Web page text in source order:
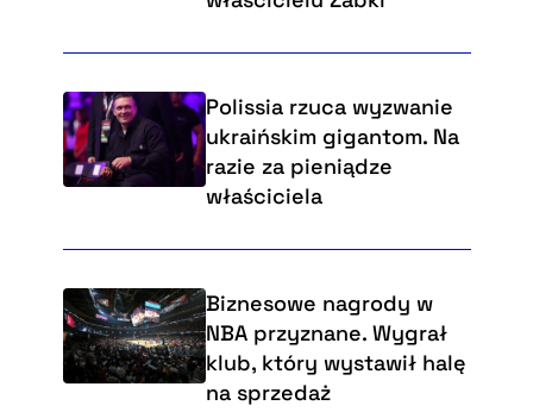
Polissia rzuca wyzwanie
ukraińskim gigantom. Na
razie za pieniądze
właściciela
Biznesowe nagrody w
NBA przyznane. Wygrał
klub, który wystawił halę
na sprzedaż